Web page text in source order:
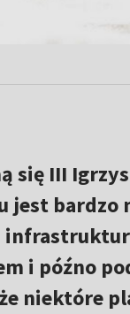
się III
bardzo
i późno
niektóre